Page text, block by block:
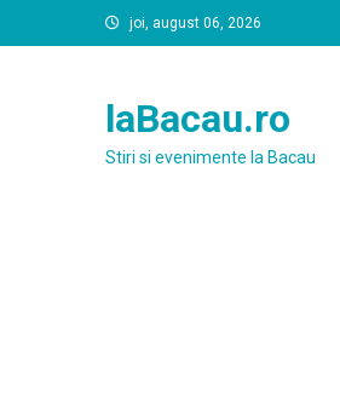
to
joi, august 06, 2026
laBacau.ro
Stiri si evenimente la Bacau